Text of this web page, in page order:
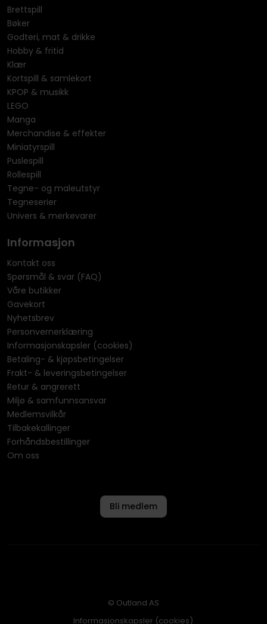
Brettspill
Bøker
Godteri, mat & drikke
Hobby & fritid
Klær
Kortspill & samlekort
KPOP & musikk
LEGO
Manga
Merchandise & effekter
Miniatyrspill
Puslespill
Rollespill
Tegne- og maleutstyr
Tegneserier
Univers & merkevarer
Informasjon
Kontakt oss
Spørsmål & svar (FAQ)
Våre butikker
Gavekort
Nyhetsbrev
Personvernerklæring
Informasjonskapsler (cookies)
Betaling- & kjøpsbetingelser
Frakt- & leveringsbetingelser
Retur & angrerett
Miljø & samfunnsansvar
Medlemsvilkår
Tilbakekallinger
Forhåndsbestillinger
Om oss
Bli medlem
© Outland AS
Informasjonskapsler (cookies)